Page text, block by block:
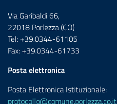
Via Garibaldi 66,
22018 Porlezza (CO)
Tel: +39.0344-61105
Fax: +39.0344-61733
Posta elettronica
Posta Elettronica Istituzionale:
protocollo@comune.porlezza.co.it